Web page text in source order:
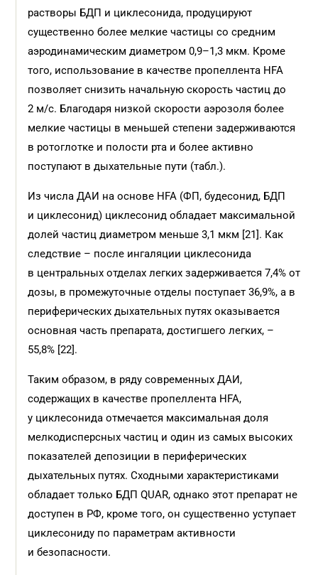
растворы БДП и циклесонида, продуцируют
существенно более мелкие частицы со средним
аэродинамическим диаметром 0,9–1,3 мкм. Кроме
того, использование в качестве пропеллента HFA
позволяет снизить начальную скорость частиц до
2 м/с. Благодаря низкой скорости аэрозоля более
мелкие частицы в меньшей степени задерживаются
в ротоглотке и полости рта и более активно
поступают в дыхательные пути (табл.).
Из числа ДАИ на основе HFA (ФП, будесонид, БДП
и циклесонид) циклесонид обладает максимальной
долей частиц диаметром меньше 3,1 мкм [21]. Как
следствие – после ингаляции циклесонида
в центральных отделах легких задерживается 7,4% от
дозы, в промежуточные отделы поступает 36,9%, а в
периферических дыхательных путях оказывается
основная часть препарата, достигшего легких, –
55,8% [22].
Таким образом, в ряду современных ДАИ,
содержащих в качестве пропеллента HFA,
у циклесонида отмечается максимальная доля
мелкодисперсных частиц и один из самых высоких
показателей депозиции в периферических
дыхательных путях. Сходными характеристиками
обладает только БДП QUAR, однако этот препарат не
доступен в РФ, кроме того, он существенно уступает
циклесониду по параметрам активности
и безопасности.